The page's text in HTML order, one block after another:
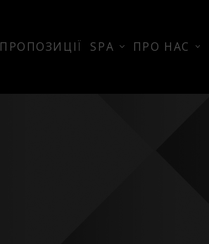
ПРОПОЗИЦІЇ SPA ПРО НАС